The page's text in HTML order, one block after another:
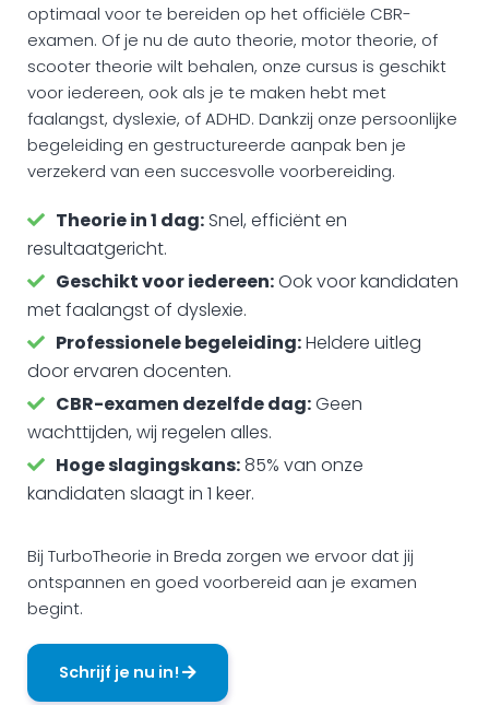
optimaal voor te bereiden op het officiële CBR-
examen. Of je nu de auto theorie, motor theorie, of
scooter theorie wilt behalen, onze cursus is geschikt
voor iedereen, ook als je te maken hebt met
faalangst, dyslexie, of ADHD. Dankzij onze persoonlijke
begeleiding en gestructureerde aanpak ben je
verzekerd van een succesvolle voorbereiding.
Theorie in 1 dag: Snel, efficiënt en
resultaatgericht.
Geschikt voor iedereen:Ook voor kandidaten
met faalangst of dyslexie.
Professionele begeleiding:Heldere uitleg
door ervaren docenten.
CBR-examen dezelfde dag:Geen
wachttijden, wij regelen alles.
Hoge slagingskans:85% van onze
kandidaten slaagt in 1 keer.
Bij TurboTheorie in Breda zorgen we ervoor dat jij
ontspannen en goed voorbereid aan je examen
begint.
Schrijf je nu in!